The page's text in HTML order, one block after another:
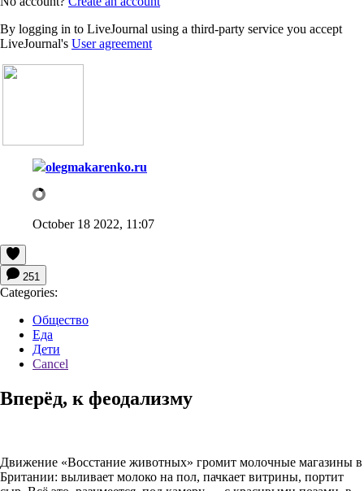
By logging in to LiveJournal using a third-party service you accept
LiveJournal's User agreement
olegmakarenko.ru
October 18 2022, 11:07
251
Categories:
Общество
Еда
Дети
Cancel
Вперёд, к феодализму
Движение «Восстание животных» громит молочные магазины в
Британии: выливает молоко на пол, пачкает витрины, портит